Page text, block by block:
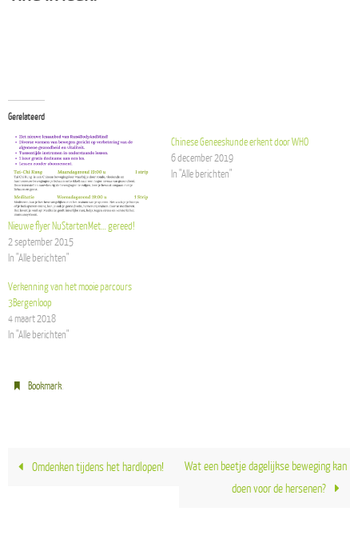
Gerelateerd
Nieuwe flyer NuStartenMet… gereed!
2 september 2015
In "Alle berichten"
Chinese Geneeskunde erkent door WHO
6 december 2019
In "Alle berichten"
Verkenning van het mooie parcours
3Bergenloop
4 maart 2018
In "Alle berichten"
Bookmark.
Omdenken tijdens het hardlopen!
Wat een beetje dagelijkse beweging kan
doen voor de hersenen?